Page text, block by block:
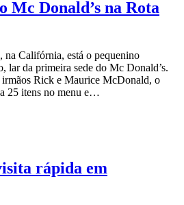
Mc Donald’s na Rota
na Califórnia, está o pequenino
lar da primeira sede do Mc Donald’s.
Rick e Maurice McDonald, o
25 itens no menu e…
rápida em